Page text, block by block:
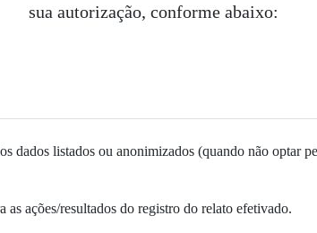
sua autorização, conforme abaixo:
dados listados ou anonimizados (quando não
as ações/resultados do registro do relato efetivado.